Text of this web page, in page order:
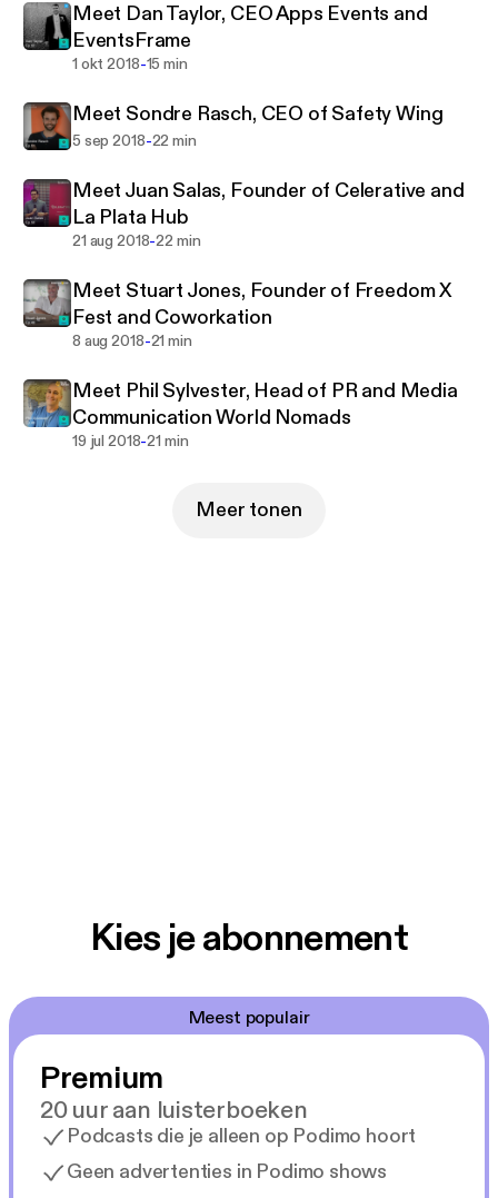
Meet Dan Taylor, CEO Apps Events and
EventsFrame
1 okt 2018-15 min
Meet Sondre Rasch, CEO of Safety Wing
5 sep 2018-22 min
Meet Juan Salas, Founder of Celerative and
La Plata Hub
21 aug 2018-22 min
Meet Stuart Jones, Founder of Freedom X
Fest and Coworkation
8 aug 2018-21 min
Meet Phil Sylvester, Head of PR and Media
Communication World Nomads
19 jul 2018-21 min
Meer tonen
Kies je abonnement
Meest populair
Premium
20 uur aan luisterboeken
Podcasts die je alleen op Podimo hoort
Geen advertenties in Podimo shows